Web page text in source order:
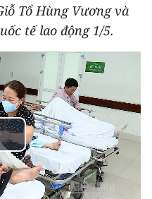
Tổ Hùng Vương và
tế lao động 1/5.